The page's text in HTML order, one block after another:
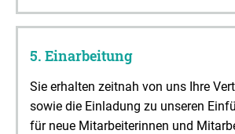
5. Einarbeitung
Sie erhalten zeitnah von uns Ihre
sowie die Einladung zu unseren
für neue Mitarbeiterinnen und